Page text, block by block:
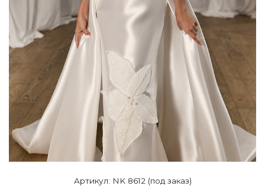
Артикул: NK 8612 (под заказ)